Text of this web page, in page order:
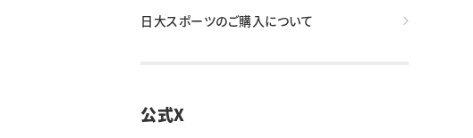
日大スポーツのご購入について
公式X